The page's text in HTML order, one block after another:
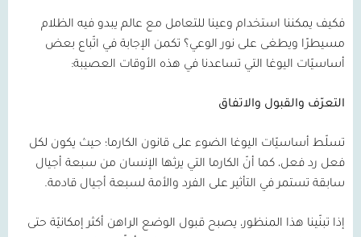
فكيف يمكننا استخدام وعينا للتعامل مع عالم يبدو فيه الظلام
مسيطرًا ويطغى على نور الوعي؟ تكمن الإجابة في اتّباع بعض
أساسيّات اليوغا التي تساعدنا في هذه الأوقات العصيبة:
التعرّف والقبول والاتفاق
تسلّط أساسيّات اليوغا الضوء على قانون الكارما؛ حيث يكون لكل
فعل رد فعل، كما أنّ الكارما التي يرثها الإنسان من سبعة أجيال
سابقة تستمر في التأثير على الفرد والأمة لسبعة أجيال قادمة.
إذا تبنّينا هذا المنظور، يصبح قبول الوضع الراهن أكثر إمكانيّة حتى